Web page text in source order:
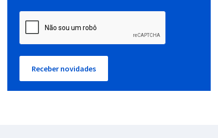
Receber novidades